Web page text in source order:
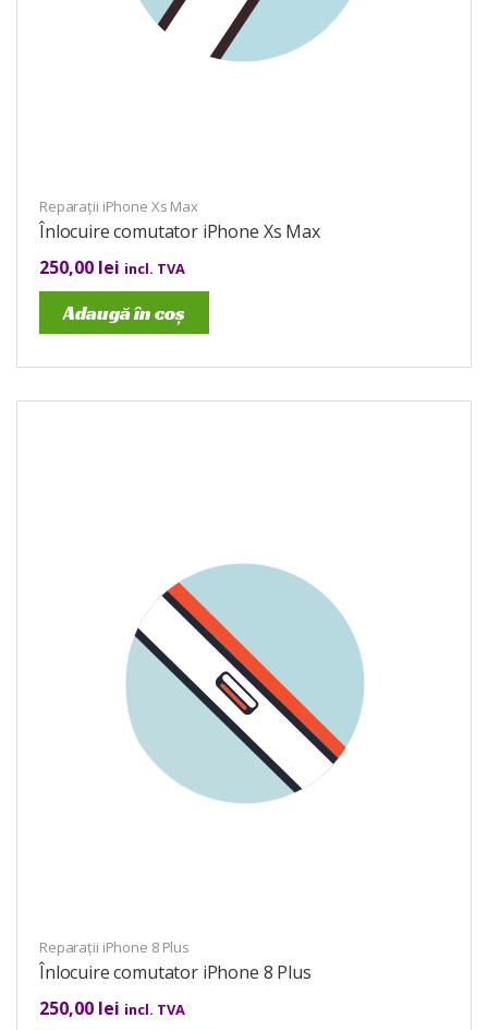
Reparații iPhone Xs Max
Înlocuire comutator iPhone Xs Max
250,00 lei incl. TVA
Adaugă în coș
Reparații iPhone 8 Plus
Înlocuire comutator iPhone 8 Plus
250,00 lei incl. TVA